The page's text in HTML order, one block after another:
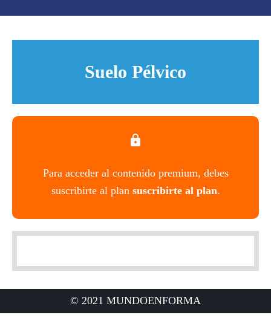
Suelo Pélvico
Para acceder al contenido premium, debes
suscribirte al plan suscribirte al plan.
© 2021 MUNDOENFORMA